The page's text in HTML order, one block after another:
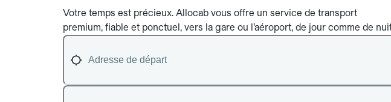
Votre temps est précieux. Allocab vous offre un service de transport
premium, fiable et ponctuel, vers la gare ou l’aéroport, de jour comme de